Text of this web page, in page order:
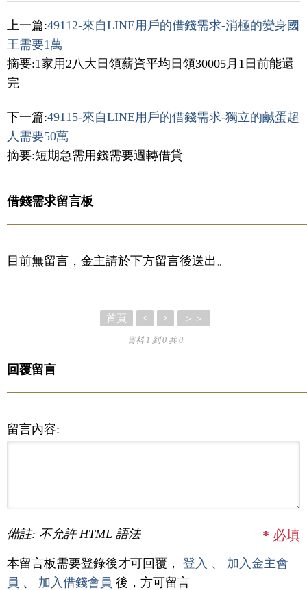
上一篇:49112-來自LINE用戶的借錢需求-消極的變身國
王需要1萬
摘要:1家用2八大日領薪資平均日領30005月1日前能還
完
下一篇:49115-來自LINE用戶的借錢需求-獨立的鹹蛋超
人需要50萬
摘要:短期急需用錢需要週轉借貸
借錢需求留言板
目前無留言，金主請於下方留言後送出。
首頁 < > ＞＞
資料 1 到 0 共 0
回覆留言
留言內容:
備註: 不允許 HTML 語法 * 必填
本留言板需要登錄後才可回覆， 登入 、 加入金主會
員 、 加入借錢會員 後，方可留言